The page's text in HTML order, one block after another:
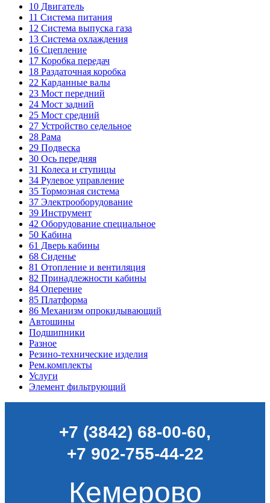
10 Двигатель
11 Система питания
12 Система выпуска газа
13 Система охлаждения
16 Сцепление
17 Коробка передач
18 Раздаточная коробка
22 Карданные валы
23 Мост передний
24 Мост задний
25 Мост средний
27 Устройство седельное
28 Рама
29 Подвеска
30 Ось передняя
31 Колеса и ступицы
34 Рулевое управление
35 Тормозная система
37 Электрооборудование
39 Инструмент
42 Оборудование специальное
50 Кабина
61 Дверь кабины
68 Сиденье
81 Отопление и вентиляция
82 Принадлежности кабины
84 Оперение
85 Платформа
86 Механизм опрокидывающий
Автошины
Подшипники
Разное
Резино-технические изделия
Рем.комплекты
Услуги
Элемент фильтрующий
+7 (3842) 68-00-60,
+7 902-755-44-22
Кемерово